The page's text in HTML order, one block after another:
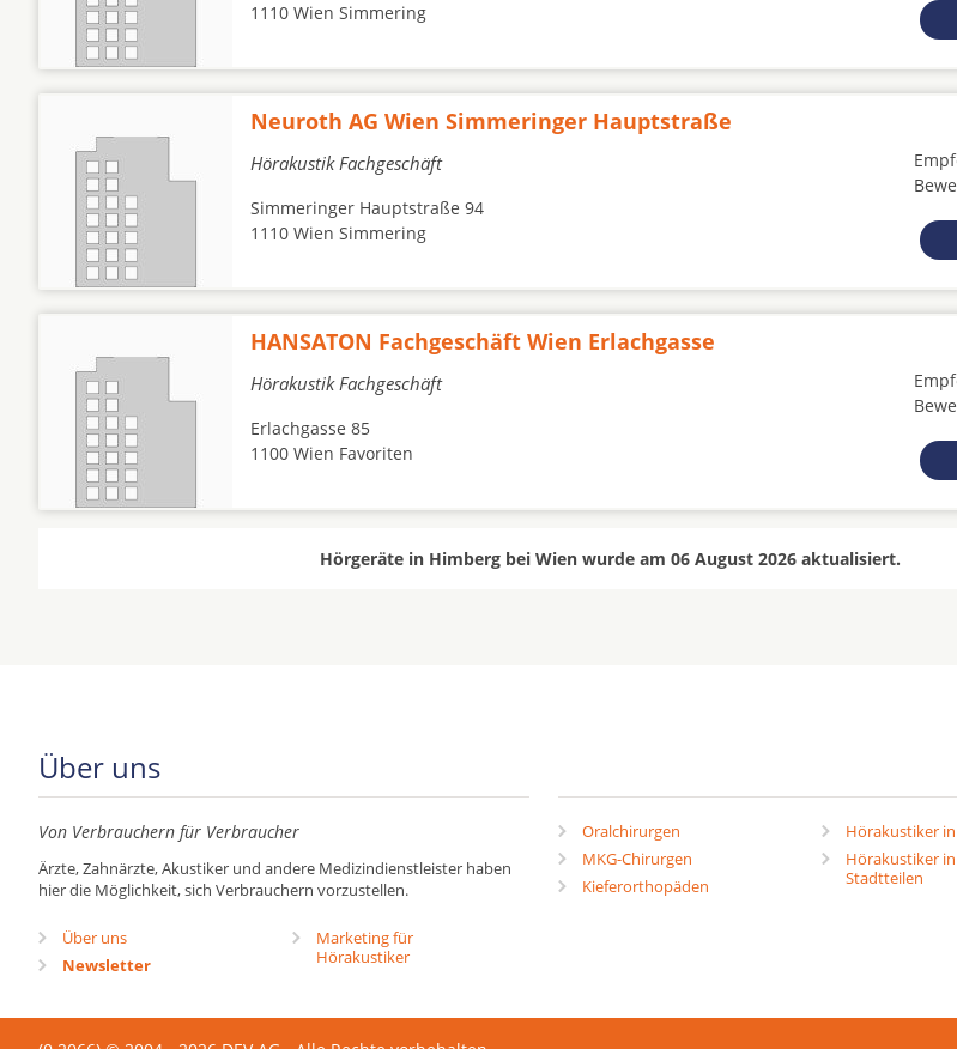
1110 Wien Simmering
Neuroth AG Wien Simmeringer Hauptstraße
Hörakustik Fachgeschäft
Simmeringer Hauptstraße 94
1110 Wien Simmering
HANSATON Fachgeschäft Wien Erlachgasse
Hörakustik Fachgeschäft
Erlachgasse 85
1100 Wien Favoriten
Hörgeräte in Himberg bei Wien wurde am 06 August 2026 aktualisiert.
Über uns
Von Verbrauchern für Verbraucher
Ärzte, Zahnärzte, Akustiker und andere Medizindienstleister haben
hier die Möglichkeit, sich Verbrauchern vorzustellen.
Über uns
Newsletter
Marketing für
Hörakustiker
Oralchirurgen
MKG-Chirurgen
Kieferorthopäden
Hörakustiker
Hörakustiker in
Stadtteilen